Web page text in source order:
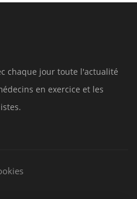
chaque jour toute l'actualité
en exercice et les